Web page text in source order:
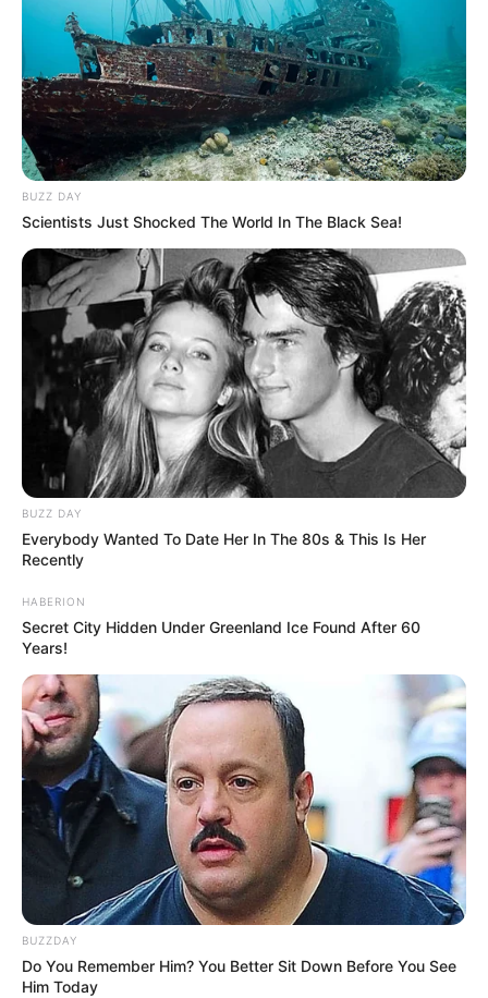
BUZZ DAY
Scientists Just Shocked The World In The Black Sea!
BUZZ DAY
Everybody Wanted To Date Her In The 80s & This Is Her
Recently
HABERION
Secret City Hidden Under Greenland Ice Found After 60
Years!
BUZZDAY
Do You Remember Him? You Better Sit Down Before You See
Him Today